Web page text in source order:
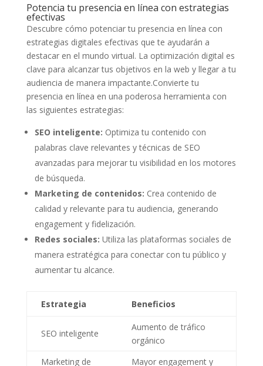
Potencia tu presencia en línea con estrategias
efectivas
Descubre cómo potenciar tu presencia en línea con
estrategias digitales efectivas que⁤ te ⁤ayudarán a
destacar en el ⁤mundo virtual. La optimización digital es
clave para alcanzar tus objetivos en la web y llegar a tu
audiencia ⁣de manera impactante.Convierte tu
presencia en línea en una poderosa herramienta con
las siguientes estrategias:
SEO inteligente: Optimiza tu contenido‌ con
palabras clave⁣ relevantes​ y técnicas de SEO
avanzadas para mejorar tu visibilidad‍ en los motores
de búsqueda.
Marketing de contenidos: Crea contenido de
calidad y relevante para‌ tu audiencia, generando
engagement y fidelización.
Redes ⁣sociales: Utiliza las plataformas sociales de
manera estratégica para conectar con tu público y
aumentar tu alcance.
Estrategia Beneficios
SEO ​inteligente
Aumento de tráfico
orgánico
Marketing de
Mayor engagement y